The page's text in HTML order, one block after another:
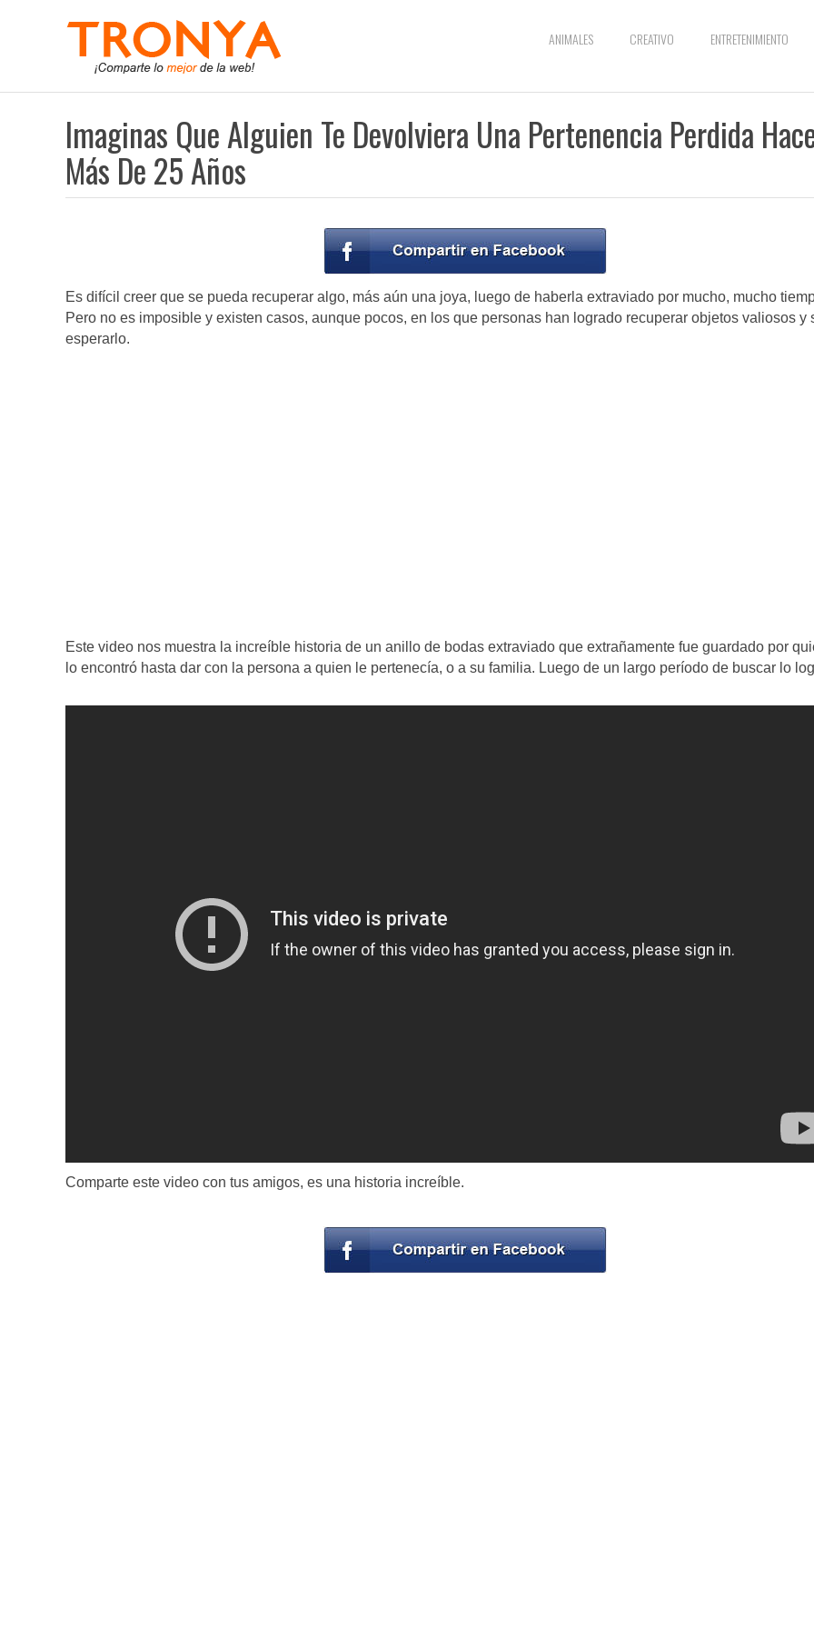
ANIMALES CREATIVO ENTRETENIMIENTO
Imaginas Que Alguien Te Devolviera Una Pertenencia Perdida
Más De 25 Años
Es difícil creer que se pueda recuperar algo, más aún una joya, luego de haberla extraviado por mucho, mucho
Pero no es imposible y existen casos, aunque pocos, en los que personas han logrado recuperar objetos valiosos y
esperarlo.
Este video nos muestra la increíble historia de un anillo de bodas extraviado que extrañamente fue guardado por
lo encontró hasta dar con la persona a quien le pertenecía, o a su familia. Luego de un largo período de buscar lo
Comparte este video con tus amigos, es una historia increíble.